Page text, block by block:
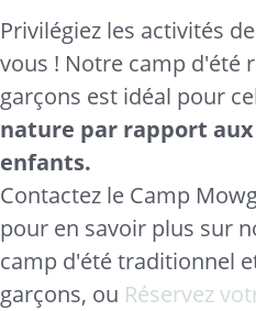
Privilégiez les activités
vous ! Notre camp d'été
garçons est idéal pour
nature par rapport
enfants.
Contactez le Camp
pour en savoir plus sur
camp d'été traditionnel
garçons, ou Réservez